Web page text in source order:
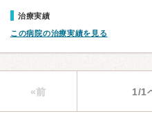
治療実績
この病院の治療実績を見る
«前 1/1